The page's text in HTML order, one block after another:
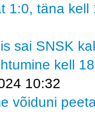
1:0, täna kell
sai SNSK
kell
10:32
võiduni